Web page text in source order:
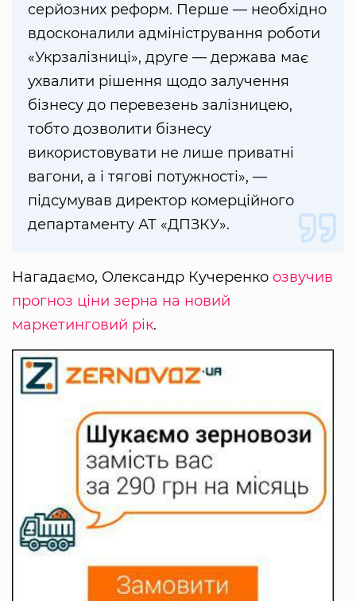
серйозних реформ. Перше — необхідно
вдосконалили адміністрування роботи
«Укрзалізниці», друге — держава має
ухвалити рішення щодо залучення
бізнесу до перевезень залізницею,
тобто дозволити бізнесу
використовувати не лише приватні
вагони, а і тягові потужності», —
підсумував директор комерційного
департаменту АТ «ДПЗКУ».
Нагадаємо, Олександр Кучеренко озвучив
прогноз ціни зерна на новий
маркетинговий рік.